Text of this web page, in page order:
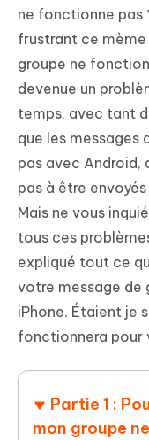
ne fonctionne pas
frustrant ce mème
groupe ne
devenue un
temps, avec tant
que les messages
pas avec Android,
pas à être
Mais ne vous
tous ces
expliqué tout ce
votre message de
iPhone. Étaient je
fonctionnera pour
Partie 1 :
mon groupe